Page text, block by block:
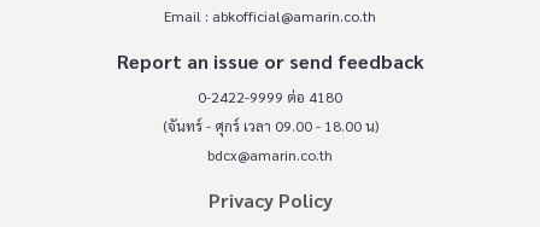
Email : abkofficial@amarin.co.th
Report an issue or send feedback
0-2422-9999 ต่อ 4180
(จันทร์ - ศุกร์ เวลา 09.00 - 18.00 น)
bdcx@amarin.co.th
Privacy Policy